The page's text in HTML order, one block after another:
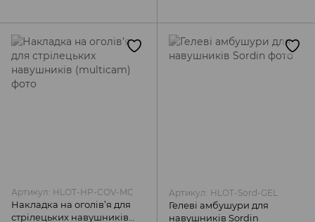
Артикул: HLOT-HP-COV-MC
Накладка на оголів’я для
стрілецьких навушників
Артикул: HLOT-Sord-GEL
Гелеві амбушури для
навушників Sordin